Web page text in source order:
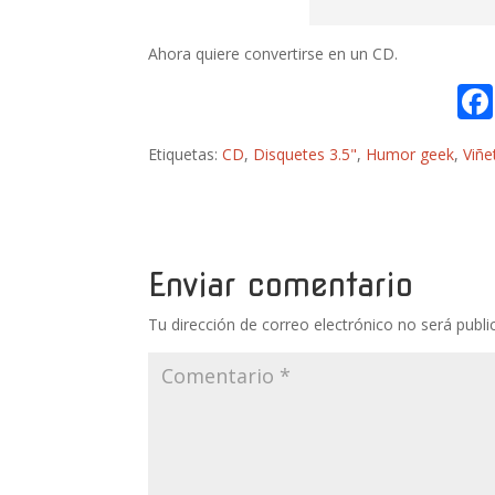
Ahora quiere convertirse en un CD.
Etiquetas:CD, Disquetes 3.5", Humor geek,
Enviar comentario
Tu dirección de correo electrónico no será